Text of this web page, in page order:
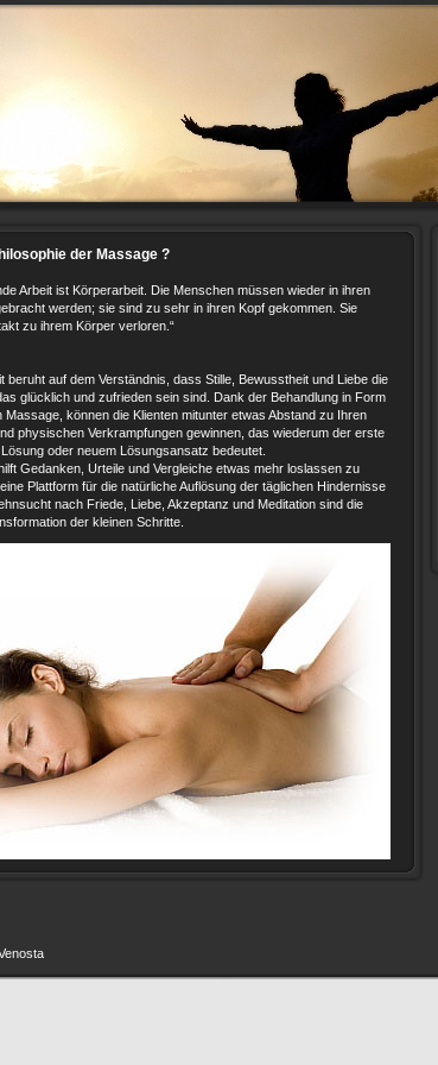
der Massage ?
Arbeit ist Körperarbeit. Die Menschen müssen wieder in ihren
werden; sie sind zu sehr in ihren Kopf gekommen. Sie
zu ihrem Körper verloren.“
beruht auf dem Verständnis, dass Stille, Bewusstheit und Liebe die
glücklich und zufrieden sein sind. Dank der Behandlung in Form
Massage, können die Klienten mitunter etwas Abstand zu Ihren
physischen Verkrampfungen gewinnen, das wiederum der erste
oder neuem Lösungsansatz bedeutet.
Gedanken, Urteile und Vergleiche etwas mehr loslassen zu
Plattform für die natürliche Auflösung der täglichen Hindernisse
nach Friede, Liebe, Akzeptanz und Meditation sind die
der kleinen Schritte.